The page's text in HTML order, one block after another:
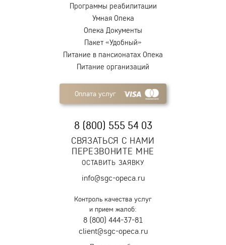
Программы реабилитации
Умная Опека
Опека Документы
Пакет «Удобный»
Питание в пансионатах Опека
Питание организаций
Оплата услуг
8 (800) 555 54 03
СВЯЗАТЬСЯ С НАМИ
ПЕРЕЗВОНИТЕ МНЕ
ОСТАВИТЬ ЗАЯВКУ
info@sgc-opeca.ru
Контроль качества услуг
и прием жалоб:
8 (800) 444-37-81
client@sgc-opeca.ru